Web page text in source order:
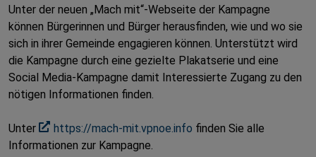
Unter der neuen „Mach mit“-Webseite der Kampagne
können Bürgerinnen und Bürger herausfinden, wie und wo sie
sich in ihrer Gemeinde engagieren können. Unterstützt wird
die Kampagne durch eine gezielte Plakatserie und eine
Social Media-Kampagne damit Interessierte Zugang zu den
nötigen Informationen finden.
Unter https://mach-mit.vpnoe.info finden Sie alle
Informationen zur Kampagne.